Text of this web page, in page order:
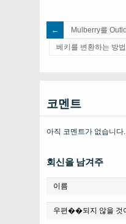
Mulberry를
베키를 변환하는 방
코멘트
아직 코멘트가 없습니다.
회신을 남겨주